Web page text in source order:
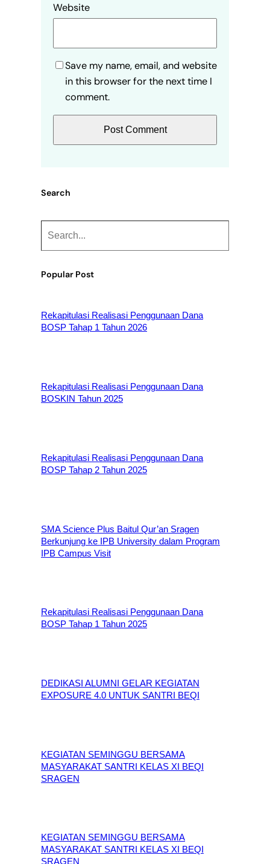
Website
Save my name, email, and website
in this browser for the next time I
comment.
Search
rPopular Post
Rekapitulasi Realisasi Penggunaan Dana
BOSP Tahap 1 Tahun 2026
Rekapitulasi Realisasi Penggunaan Dana
BOSKIN Tahun 2025
Rekapitulasi Realisasi Penggunaan Dana
BOSP Tahap 2 Tahun 2025
SMA Science Plus Baitul Qur’an Sragen
Berkunjung ke IPB University dalam Program
IPB Campus Visit
Rekapitulasi Realisasi Penggunaan Dana
BOSP Tahap 1 Tahun 2025
DEDIKASI ALUMNI GELAR KEGIATAN
EXPOSURE 4.0 UNTUK SANTRI BEQI
KEGIATAN SEMINGGU BERSAMA
MASYARAKAT SANTRI KELAS XI BEQI
SRAGEN
KEGIATAN SEMINGGU BERSAMA
MASYARAKAT SANTRI KELAS XI BEQI
SRAGEN